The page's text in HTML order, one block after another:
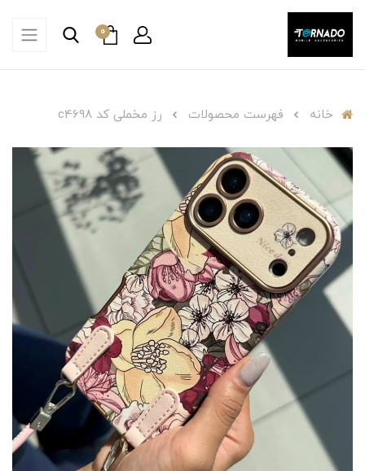
0
خانه فهرست محصولات رز مخملی کد c4698